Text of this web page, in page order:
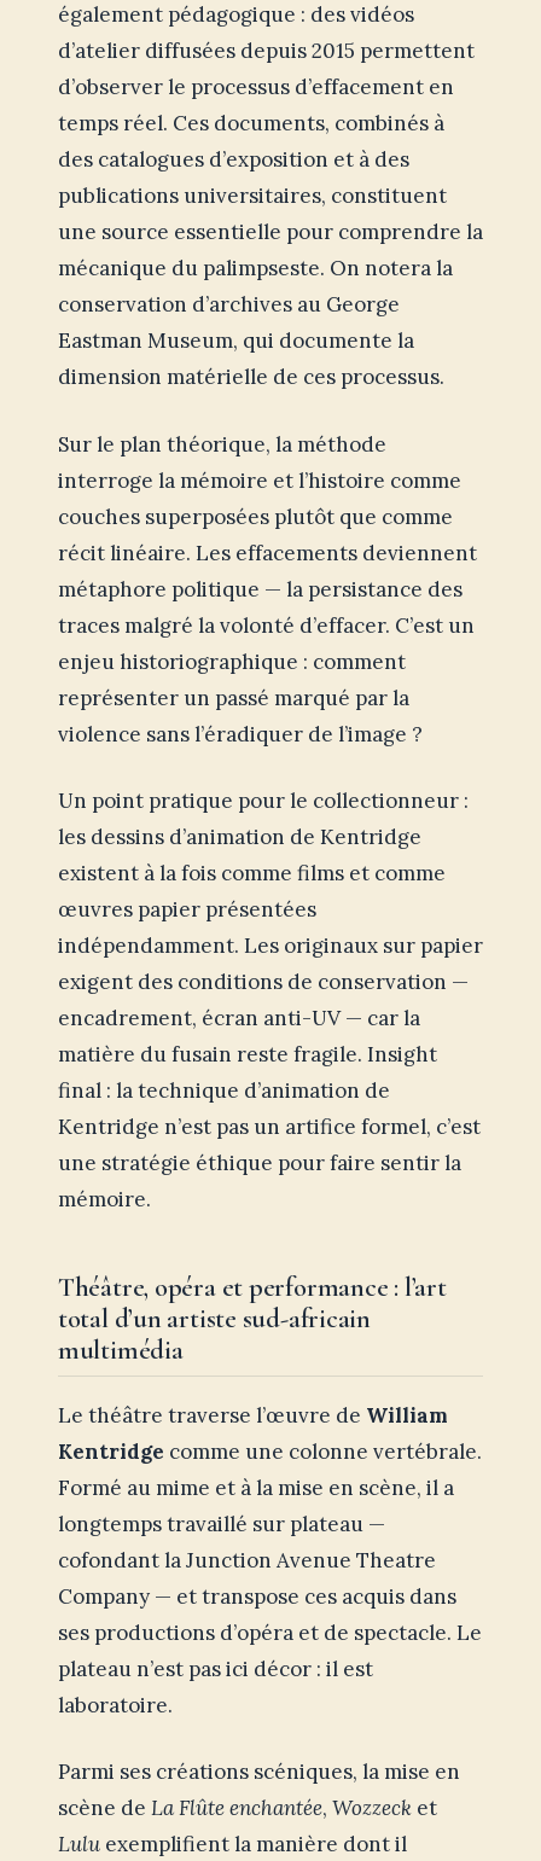
également pédagogique : des vidéos
d’atelier diffusées depuis 2015 permettent
d’observer le processus d’effacement en
temps réel. Ces documents, combinés à
des catalogues d’exposition et à des
publications universitaires, constituent
une source essentielle pour comprendre la
mécanique du palimpseste. On notera la
conservation d’archives au George
Eastman Museum, qui documente la
dimension matérielle de ces processus.
Sur le plan théorique, la méthode
interroge la mémoire et l’histoire comme
couches superposées plutôt que comme
récit linéaire. Les effacements deviennent
métaphore politique — la persistance des
traces malgré la volonté d’effacer. C’est un
enjeu historiographique : comment
représenter un passé marqué par la
violence sans l’éradiquer de l’image ?
Un point pratique pour le collectionneur :
les dessins d’animation de Kentridge
existent à la fois comme films et comme
œuvres papier présentées
indépendamment. Les originaux sur papier
exigent des conditions de conservation —
encadrement, écran anti-UV — car la
matière du fusain reste fragile. Insight
final : la technique d’animation de
Kentridge n’est pas un artifice formel, c’est
une stratégie éthique pour faire sentir la
mémoire.
Théâtre, opéra et performance : l’art
total d’un artiste sud-africain
multimédia
Le théâtre traverse l’œuvre de William
Kentridge comme une colonne vertébrale.
Formé au mime et à la mise en scène, il a
longtemps travaillé sur plateau —
cofondant la Junction Avenue Theatre
Company — et transpose ces acquis dans
ses productions d’opéra et de spectacle. Le
plateau n’est pas ici décor : il est
laboratoire.
Parmi ses créations scéniques, la mise en
scène de La Flûte enchantée, Wozzecket
Luluexemplifient la manière dont il